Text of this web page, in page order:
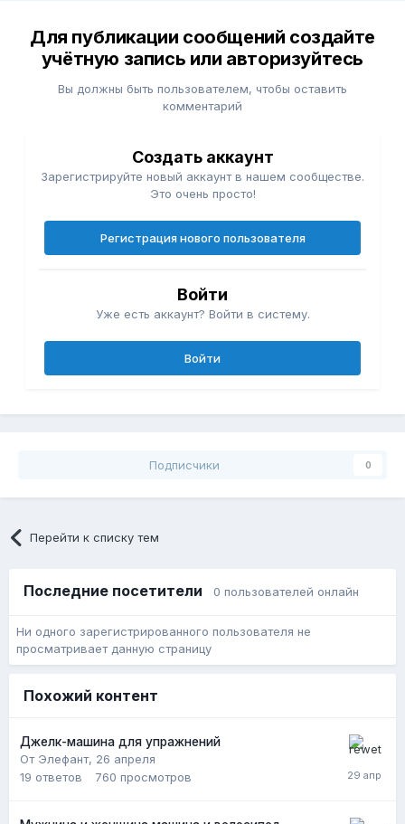
Для публикации сообщений создайте
учётную запись или авторизуйтесь
Вы должны быть пользователем, чтобы оставить
комментарий
Создать аккаунт
Зарегистрируйте новый аккаунт в нашем сообществе.
Это очень просто!
Регистрация нового пользователя
Войти
Уже есть аккаунт? Войти в систему.
Войти
Подписчики
Перейти к списку тем
Последние посетители 0 пользователей онлайн
Ни одного зарегистрированного пользователя не
просматривает данную страницу
Похожий контент
Джелк-машина для упражнений
От Элефант, 26 апреля
19 ответов 760 просмотров